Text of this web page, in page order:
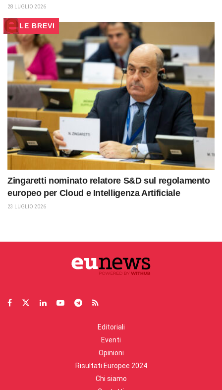
28 LUGLIO 2026
LE BREVI
Zingaretti nominato relatore S&D sul regolamento
europeo per Cloud e Intelligenza Artificiale
23 LUGLIO 2026
Editoriali
Eventi
Opinioni
Risultati Europee 2024
Chi siamo